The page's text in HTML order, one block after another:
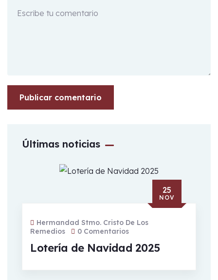
Últimas noticias
25
NOV
Hermandad Stmo. Cristo De Los
Remedios
0 Comentarios
Lotería de Navidad 2025